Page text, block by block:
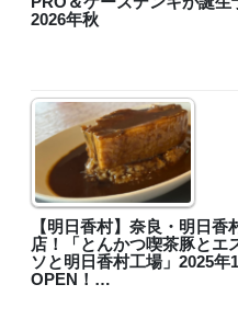
2026年秋
【明日香村】奈良・明日香
店！「とんかつ喫茶豚とエ
ソと明日香村工場」2025年
OPEN！…